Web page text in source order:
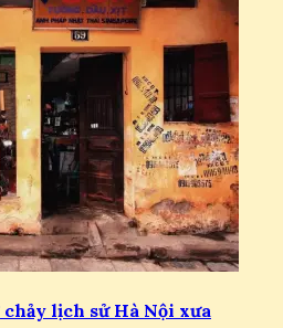
lịch sử Hà Nội xưa